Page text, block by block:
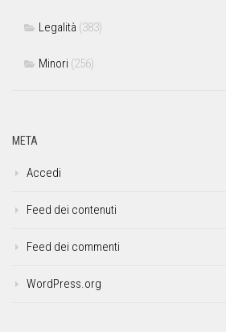
Legalità (383)
Minori (256)
META
Accedi
Feed dei contenuti
Feed dei commenti
WordPress.org